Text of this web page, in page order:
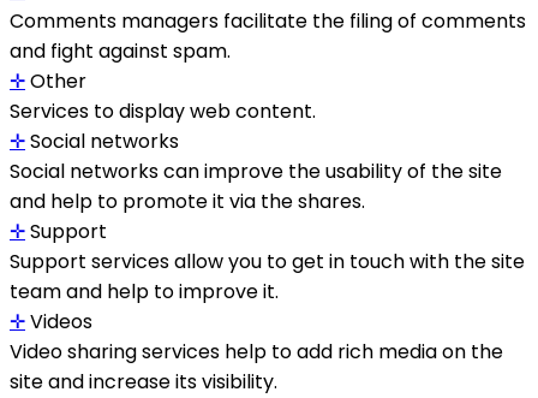
Comments managers facilitate the filing of comments
and fight against spam.
✛Other
Services to display web content.
✛Social networks
Social networks can improve the usability of the site
and help to promote it via the shares.
✛Support
Support services allow you to get in touch with the site
team and help to improve it.
✛Videos
Video sharing services help to add rich media on the
site and increase its visibility.